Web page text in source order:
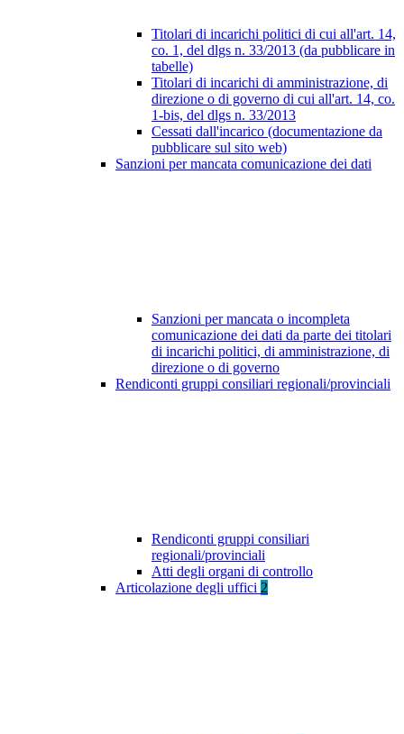
Titolari di incarichi politici di cui all'art. 14,
co. 1, del dlgs n. 33/2013 (da pubblicare in
tabelle)
Titolari di incarichi di amministrazione, di
direzione o di governo di cui all'art. 14, co.
1-bis, del dlgs n. 33/2013
Cessati dall'incarico (documentazione da
pubblicare sul sito web)
Sanzioni per mancata comunicazione dei dati
Sanzioni per mancata o incompleta
comunicazione dei dati da parte dei titolari
di incarichi politici, di amministrazione, di
direzione o di governo
Rendiconti gruppi consiliari regionali/provinciali
Rendiconti gruppi consiliari
regionali/provinciali
Atti degli organi di controllo
Articolazione degli uffici 2